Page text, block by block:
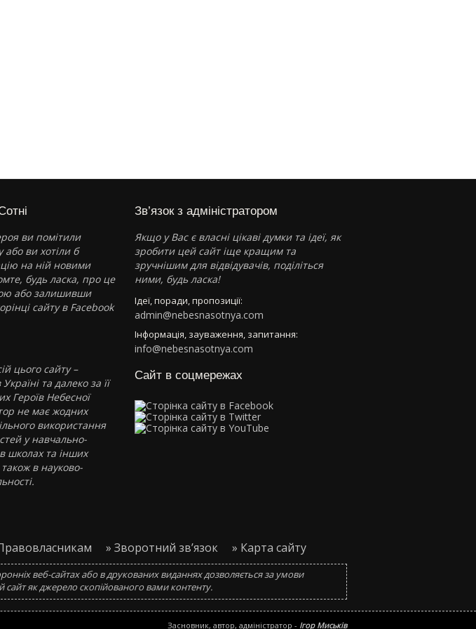
ви помітили
або ви хотіли б
на ній новими
будь ласка, про це
або залишивши
сайту в Facebook
цього сайту –
та далеко за її
Героїв Небесної
не має жодних
використання
у навчально-
школах та інших
також в науково-
Зв’язок з адміністратором
Якщо у Вас є власні цікаві думки та ідеї, як
зробити цей сайт іще кращим та
зручнішим для відвідувачів, поділіться
ними, будь ласка!
Ідеї, поради, пропозиції:
admin@nebesnasotnya.com
Інформація, зауваження, запитання:
info@nebesnasotnya.com
Сайт в соцмережах
» Зворотний зв’язок » Карта сайту
веб-сайтах або в друкованих виданнях дозволяється за умови
як джерело скопійованого вами контенту.
Засновник, автор, адміністратор - Ігор Миськів